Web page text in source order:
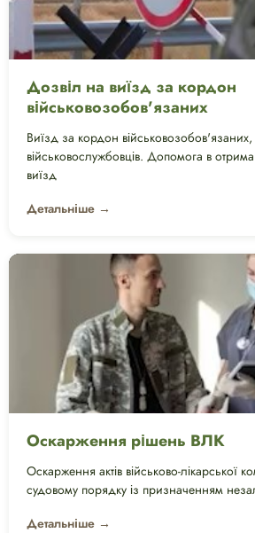
Дозвіл на виїзд за кордон
військовозобов'язаних
Виїзд за кордон військовозобов'язаних,
військовослужбовців. Допомога в
виїзд
Детальніше →
Оскарження рішень ВЛК
Оскарження актів військово-лікарської
судовому порядку із призначенням
Детальніше →